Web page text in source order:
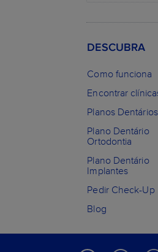
DESCUBRA
Como funciona
Encontrar
Planos Dentários
Plano Dentário
Ortodontia
Plano Dentário
Implantes
Pedir Check-Up
Blog